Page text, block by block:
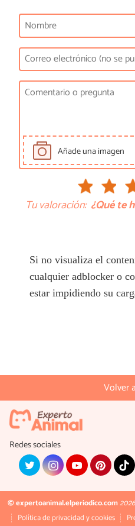
Añade una imagen
Tu valoración: ¿Qué te
Si no visualiza el
cualquier adblocker o
estar impidiendo su
Volver
Redes sociales
© expertoanimal.elperiodico.com2026
Política de privacidad y cookies